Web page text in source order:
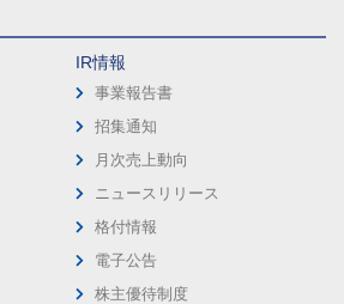
IR情報
事業報告書
招集通知
月次売上動向
ニュースリリース
格付情報
電子公告
株主優待制度